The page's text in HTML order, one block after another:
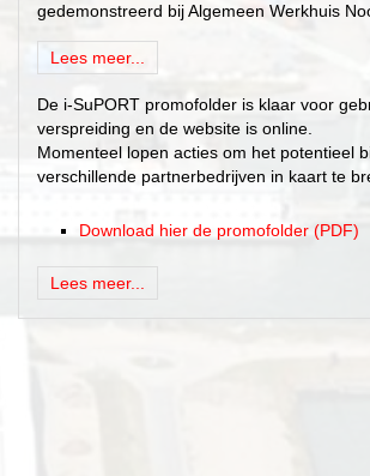
gedemonstreerd bij Algemeen Werkhuis
Lees meer...
De i-SuPORT promofolder is klaar voor
verspreiding en de website is online.
Momenteel lopen acties om het potentieel
verschillende partnerbedrijven in kaart te
Download hier de promofolder (PDF)
Lees meer...